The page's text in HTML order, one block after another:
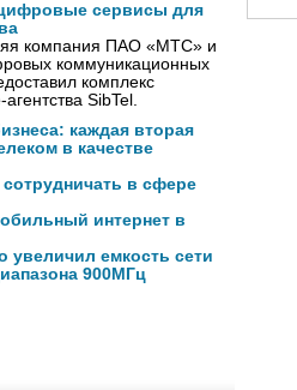
сервисы для
компания ПАО «МТС» и
коммуникационных
комплекс
SibTel.
каждая вторая
в качестве
в сфере
интернет в
увеличил емкость сети
900МГц